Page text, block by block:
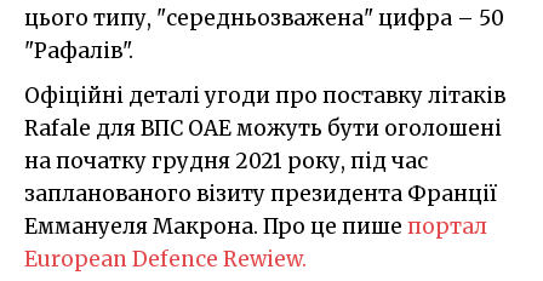
цього типу, "середньозважена" цифра – 50
"Рафалів".
Офіційні деталі угоди про поставку літаків
Rafale для ВПС ОАЕ можуть бути оголошені
на початку грудня 2021 року, під час
запланованого візиту президента Франції
Еммануеля Макрона. Про це пише портал
European Defence Rewiew.